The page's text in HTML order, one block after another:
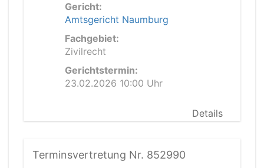
Gericht:
Amtsgericht Naumburg
Fachgebiet:
Zivilrecht
Gerichtstermin:
23.02.2026 10:00 Uhr
Details
Terminsvertretung Nr. 852990